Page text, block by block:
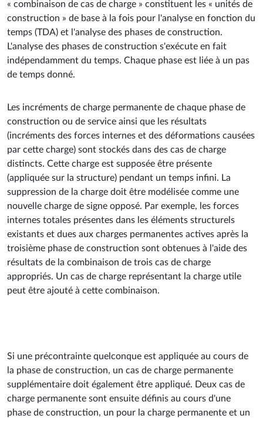
« combinaison de cas de charge » constituent les « unités de
construction » de base à la fois pour l'analyse en fonction du
temps (TDA) et l'analyse des phases de construction.
L'analyse des phases de construction s'exécute en fait
indépendamment du temps. Chaque phase est liée à un pas
de temps donné.
Les incréments de charge permanente de chaque phase de
construction ou de service ainsi que les résultats
(incréments des forces internes et des déformations causées
par cette charge) sont stockés dans des cas de charge
distincts. Cette charge est supposée être présente
(appliquée sur la structure) pendant un temps infini. La
suppression de la charge doit être modélisée comme une
nouvelle charge de signe opposé. Par exemple, les forces
internes totales présentes dans les éléments structurels
existants et dues aux charges permanentes actives après la
troisième phase de construction sont obtenues à l'aide des
résultats de la combinaison de trois cas de charge
appropriés. Un cas de charge représentant la charge utile
peut être ajouté à cette combinaison.
Si une précontrainte quelconque est appliquée au cours de
la phase de construction, un cas de charge permanente
supplémentaire doit également être appliqué. Deux cas de
charge permanente sont ensuite définis au cours d'une
phase de construction, un pour la charge permanente et un